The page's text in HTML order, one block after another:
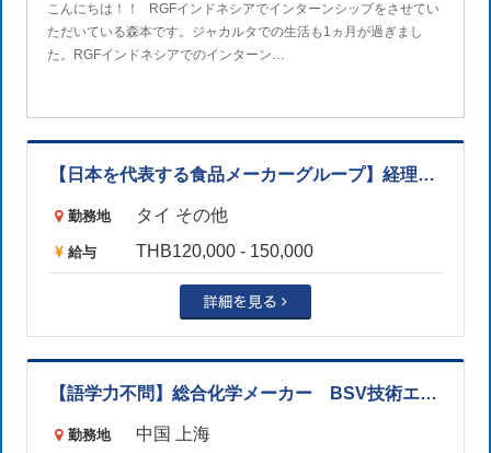
こんにちは！！ RGFインドネシアでインターンシップをさせてい
ただいている森本です。ジャカルタでの生活も1ヵ月が過ぎまし
た。RGFインドネシアでのインターン…
【日本を代表する食品メーカーグループ】経理マネージャー ※サラブリ勤務（バンコクから乗り合いサポートあり）
勤務地 タイ その他
給与 THB120,000 - 150,000
【語学力不問】総合化学メーカー BSV技術エキスパート（番号173113）
勤務地 中国 上海